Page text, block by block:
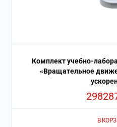
Комплект учебно-
«Вращательное
В